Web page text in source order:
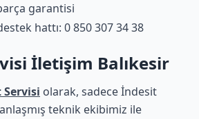
garantisi
hattı: 0 850 307 34 38
İletişim Balıkesir
Servisi olarak, sadece İndesit
teknik ekibimiz ile